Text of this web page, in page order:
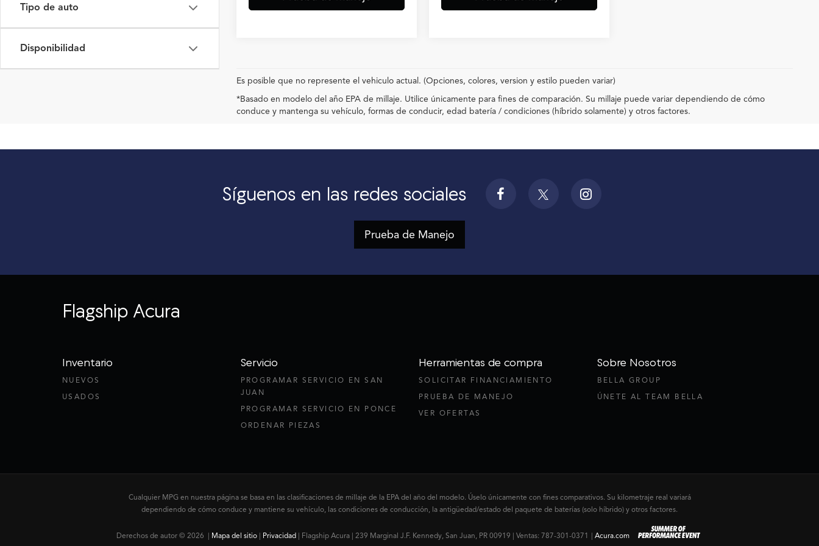
Tipo de auto
Disponibilidad
Es posible que no represente el vehiculo actual. (Opciones, colores, version y estilo pueden variar)
*Basado en modelo del año EPA de millaje. Utilice únicamente para fines de comparación. Su millaje puede variar dependiendo de cómo
conduce y mantenga su vehículo, formas de conducir, edad batería / condiciones (híbrido solamente) y otros factores.
Síguenos en las redes sociales
Prueba de Manejo
Flagship Acura
Inventario
NUEVOS
USADOS
Servicio
PROGRAMAR SERVICIO EN SAN
JUAN
PROGRAMAR SERVICIO EN PONCE
ORDENAR PIEZAS
Herramientas de compra
SOLICITAR FINANCIAMIENTO
PRUEBA DE MANEJO
VER OFERTAS
Sobre Nosotros
BELLA GROUP
ÚNETE AL TEAM BELLA
Cualquier MPG en nuestra página se basa en las clasificaciones de millaje de la EPA del año del modelo. Úselo únicamente con fines comparativos. Su kilometraje real variará
dependiendo de cómo conduce y mantiene su vehículo, las condiciones de conducción, la antigüedad/estado del paquete de baterías (solo híbrido) y otros factores.
Derechos de autor © 2026 Mapa del sitio| Privacidad | Flagship Acura| 239 Marginal J.F. Kennedy,San Juan,PR00919 | Ventas: 787-301-0371 Acura.com